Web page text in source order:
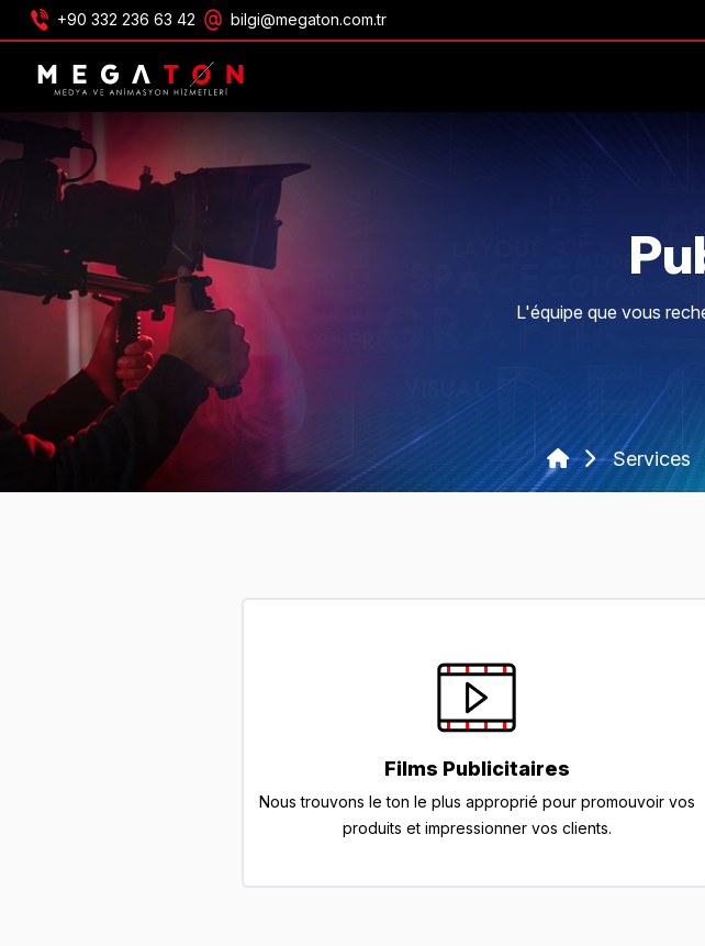
+90 332 236 63 42 bilgi@megaton.com.tr
L'équipe que vous
Services
Films Publicitaires
Nous trouvons le ton le plus approprié pour promouvoir vos
produits et impressionner vos clients.